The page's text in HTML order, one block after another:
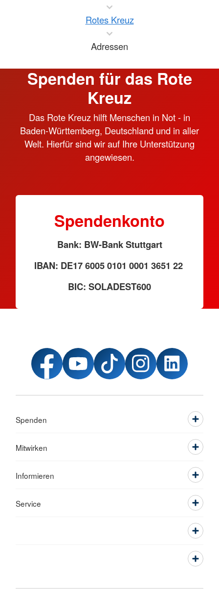
Rotes Kreuz
Adressen
Spenden für das Rote
Kreuz
Das Rote Kreuz hilft Menschen in Not - in
Baden-Württemberg, Deutschland und in aller
Welt. Hierfür sind wir auf Ihre Unterstützung
angewiesen.
Spendenkonto
Bank: BW-Bank Stuttgart
IBAN: DE17 6005 0101 0001 3651 22
BIC: SOLADEST600
Spenden
Mitwirken
Informieren
Service